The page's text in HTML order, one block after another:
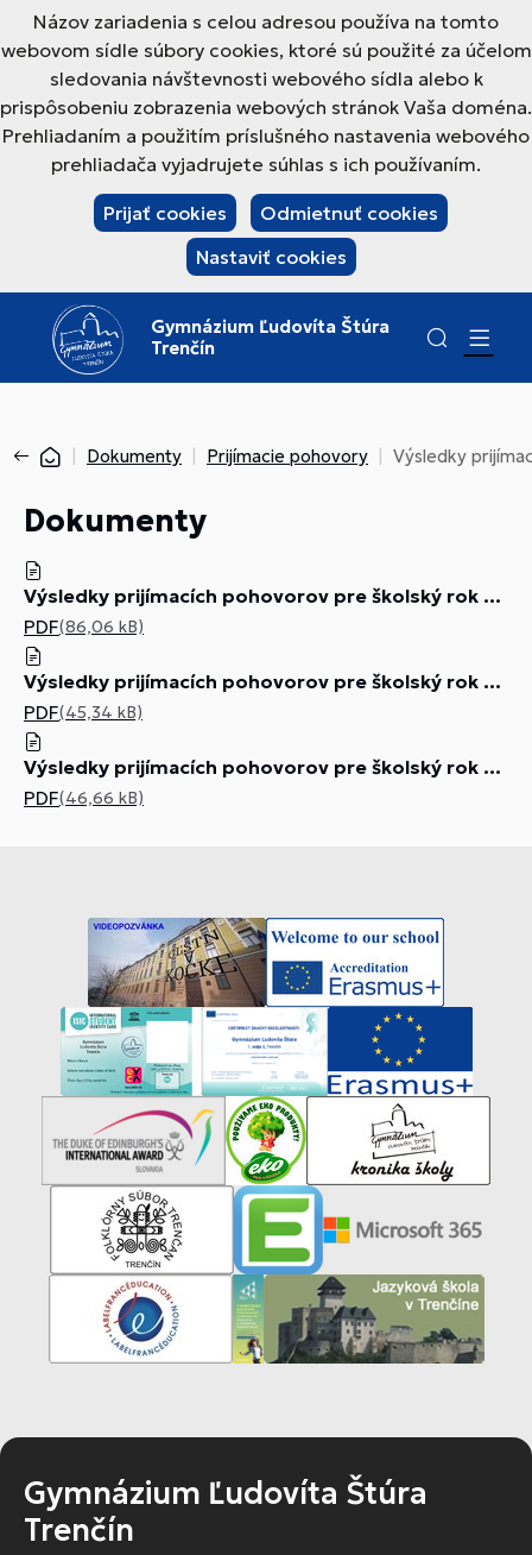
Názov zariadenia s celou adresou používa na tomto
webovom sídle súbory cookies, ktoré sú použité za účelom
sledovania návštevnosti webového sídla alebo k
prispôsobeniu zobrazenia webových stránok Vaša doména.
Prehliadaním a použitím príslušného nastavenia webového
prehliadača vyjadrujete súhlas s ich používaním.
Prijať cookies
Odmietnuť cookies
Nastaviť cookies
Gymnázium Ľudovíta Štúra
Trenčín
Dokumenty Prijímacie pohovory Výsledky
Dokumenty
Výsledky prijímacích pohovorov pre školský rok 2026-27 na 4 ročne štúdium
PDF(86,06 kB)
Výsledky prijímacích pohovorov pre školský rok 2026-27 na 5.ročné štúdium
PDF(45,34 kB)
Výsledky prijímacích pohovorov pre školský rok 2026-27 na 8 ročné štúdium
PDF(46,66 kB)
Gymnázium Ľudovíta Štúra
Trenčín